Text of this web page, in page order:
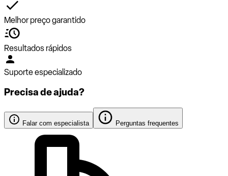
Melhor preço garantido
Resultados rápidos
Suporte especializado
Precisa de ajuda?
Falar com especialista Perguntas frequentes